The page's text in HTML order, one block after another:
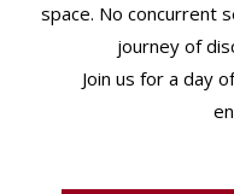
space. No concurrent
journey of
Join us for a day